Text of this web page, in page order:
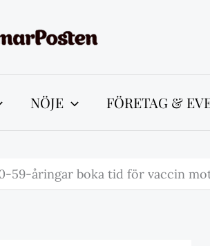
NÖJE FÖRETAG &
59-åringar boka tid för vaccin